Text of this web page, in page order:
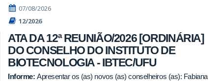
07/08/2026
12/2026
ATA DA 12ª REUNIÃO/2026 [ORDINÁRIA]
DO CONSELHO DO INSTITUTO DE
BIOTECNOLOGIA - IBTEC/UFU
Informe: Apresentar os (as) novos (as) conselheiros (as): Fabiana